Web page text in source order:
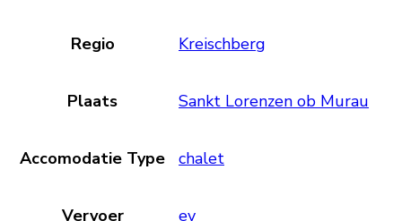
Regio Kreischberg
Plaats Sankt Lorenzen ob Murau
Accomodatie Type chalet
Vervoer ev